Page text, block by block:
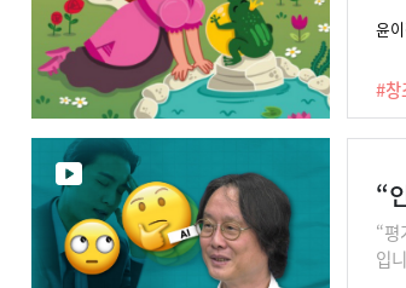
#창
숙
중
하
높
윤
“
“평
입